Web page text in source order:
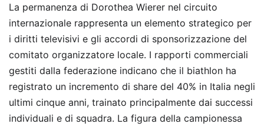
La permanenza di Dorothea Wierer nel circuito
internazionale rappresenta un elemento strategico per
i diritti televisivi e gli accordi di sponsorizzazione del
comitato organizzatore locale. I rapporti commerciali
gestiti dalla federazione indicano che il biathlon ha
registrato un incremento di share del 40% in Italia negli
ultimi cinque anni, trainato principalmente dai successi
individuali e di squadra. La figura della campionessa